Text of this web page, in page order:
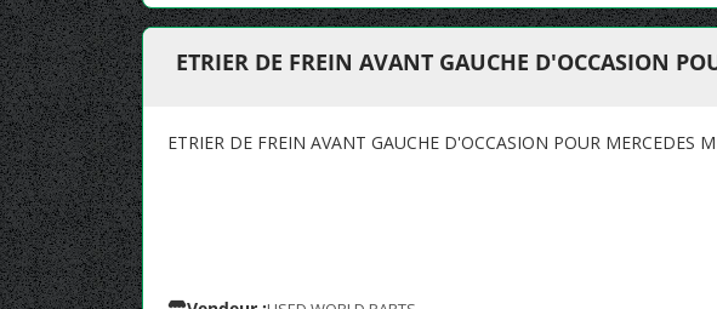
ETRIER DE FREIN AVANT GAUCHE D'OCCASION
ETRIER DE FREIN AVANT GAUCHE D'OCCASION POUR MERCEDES